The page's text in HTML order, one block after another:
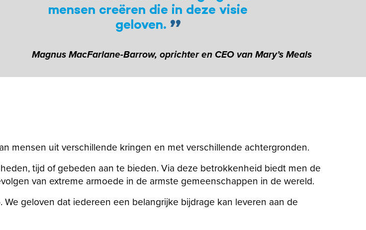
mensen creëren die in deze visie
geloven.
Magnus MacFarlane-Barrow, oprichter en CEO van Mary’s Meals
mensen uit verschillende kringen en met verschillende achtergronden.
tijd of gebeden aan te bieden. Via deze betrokkenheid biedt men de
van extreme armoede in de armste gemeenschappen in de wereld.
geloven dat iedereen een belangrijke bijdrage kan leveren aan de